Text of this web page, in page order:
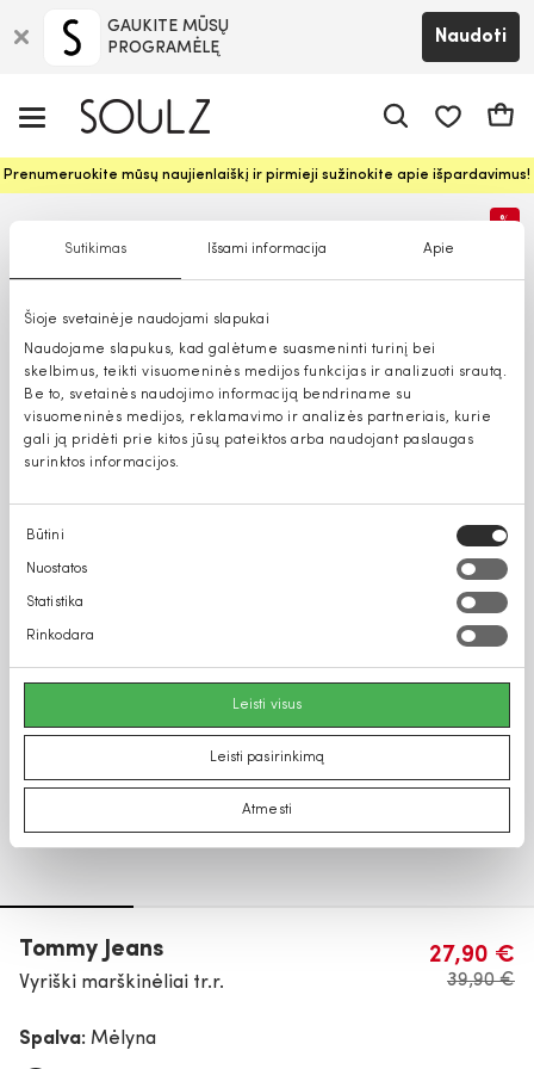
Sutikimas Išsami informacija Apie
Šioje svetainėje naudojami slapukai
Naudojame slapukus, kad galėtume suasmeninti turinį bei
skelbimus, teikti visuomeninės medijos funkcijas ir analizuoti srautą.
Be to, svetainės naudojimo informaciją bendriname su
visuomeninės medijos, reklamavimo ir analizės partneriais, kurie
gali ją pridėti prie kitos jūsų pateiktos arba naudojant paslaugas
surinktos informacijos.
Sutikimo
pasirinkimas
Būtini
Nuostatos
Statistika
Rinkodara
Leisti visus
Leisti pasirinkimą
Atmesti
GAUKITE MŪSŲ
PROGRAMĖLĘ
Naudoti
Prenumeruokite mūsų naujienlaiškį ir pirmieji sužinokite apie išpardavimus!
%
Tommy Jeans
Vyriški marškinėliai tr.r.
27,90 €
39,90 €
Spalva: Mėlyna